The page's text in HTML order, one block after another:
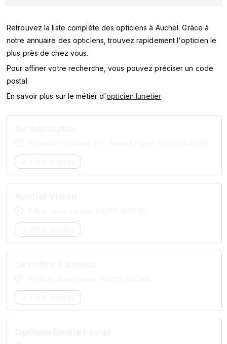
Oui
SERVICES
MARQUES
Retrouvez la liste complète des opticiens à Auchel. Grâce à
notre annuaire des opticiens, trouvez rapidement l'opticien le
plus près de chez vous.
Pour affiner votre recherche, vous pouvez préciser un code
postal.
En savoir plus sur le métier d'opticien lunetier